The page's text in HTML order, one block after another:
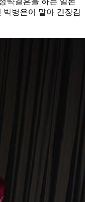
박병은이 맡아 긴장감